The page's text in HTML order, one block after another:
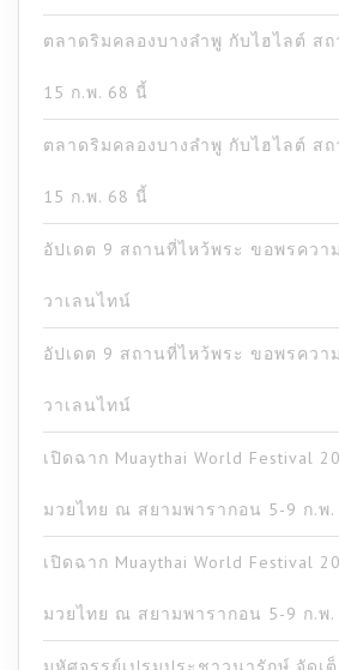
ตลาดริมคลองบางลำพู กับไฮไลต์ ส
15 ก.พ. 68 นี้
ตลาดริมคลองบางลำพู กับไฮไลต์ ส
15 ก.พ. 68 นี้
อัปเดต 9 สถานที่ไหว้พระ ขอพรคว
วาเลนไทน์
อัปเดต 9 สถานที่ไหว้พระ ขอพรคว
วาเลนไทน์
เปิดฉาก Muaythai World Festival
มวยไทย ณ สยามพารากอน 5-9 ก.พ.
เปิดฉาก Muaythai World Festival
มวยไทย ณ สยามพารากอน 5-9 ก.พ.